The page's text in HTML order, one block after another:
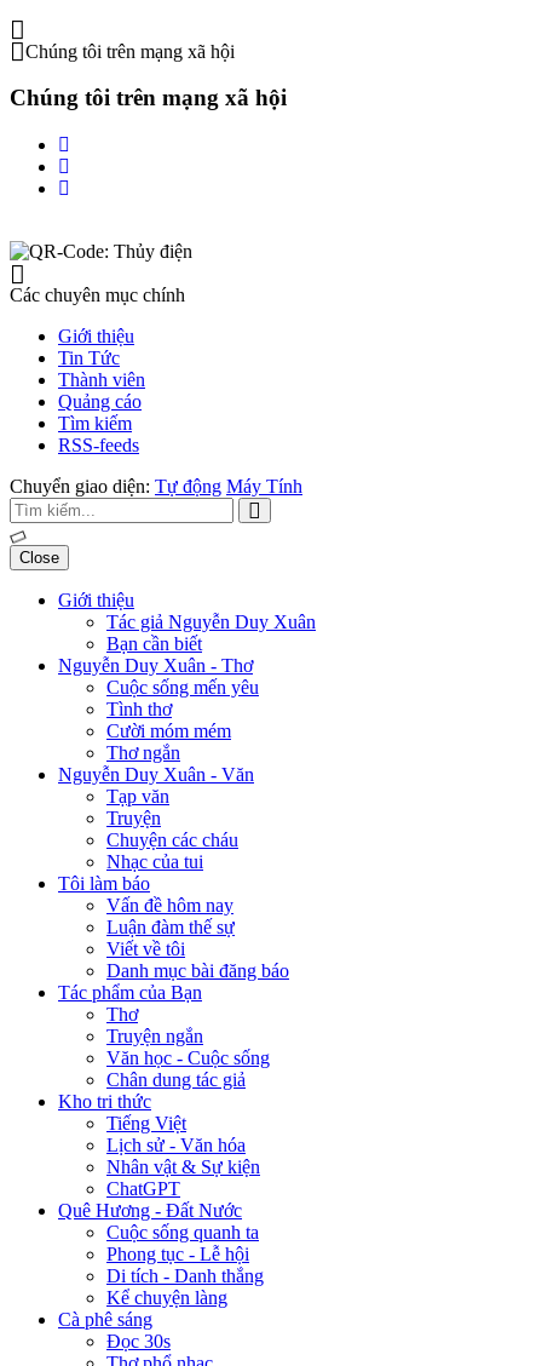
Chúng tôi trên mạng xã hội
Chúng tôi trên mạng xã hội
Các chuyên mục chính
Giới thiệu
Tin Tức
Thành viên
Quảng cáo
Tìm kiếm
RSS-feeds
Chuyển giao diện: Tự động Máy Tính
Close
Giới thiệu
Tác giả Nguyễn Duy Xuân
Bạn cần biết
Nguyễn Duy Xuân - Thơ
Cuộc sống mến yêu
Tình thơ
Cười móm mém
Thơ ngắn
Nguyễn Duy Xuân - Văn
Tạp văn
Truyện
Chuyện các cháu
Nhạc của tui
Tôi làm báo
Vấn đề hôm nay
Luận đàm thế sự
Viết về tôi
Danh mục bài đăng báo
Tác phẩm của Bạn
Thơ
Truyện ngắn
Văn học - Cuộc sống
Chân dung tác giả
Kho tri thức
Tiếng Việt
Lịch sử - Văn hóa
Nhân vật & Sự kiện
ChatGPT
Quê Hương - Đất Nước
Cuộc sống quanh ta
Phong tục - Lễ hội
Di tích - Danh thắng
Kể chuyện làng
Cà phê sáng
Đọc 30s